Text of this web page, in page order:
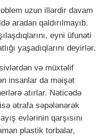
uzun illərdir davam
aradan qaldırılmayıb.
eyni üfunəti
yaşadıqlarını deyirlər.
və müxtəlif
insanlar da məişət
atırlar. Nəticədə
ətrafa səpələnərək
evlərinin qarşısını
plastik torbalar,